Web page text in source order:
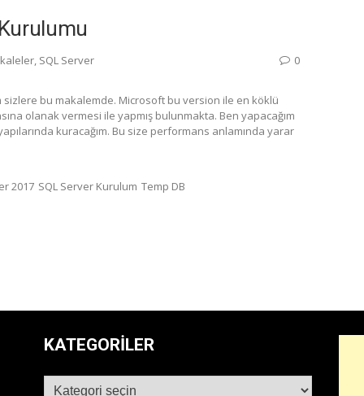
, SQL Server 0
sizlere bu makalemde. Microsoft bu version ile en köklü
olanak vermesi ile yapmış bulunmakta. Ben yapacağım
kuracağım. Bu size performans anlamında yarar
2017 SQL Server Kurulum Temp DB
KATEGORILER